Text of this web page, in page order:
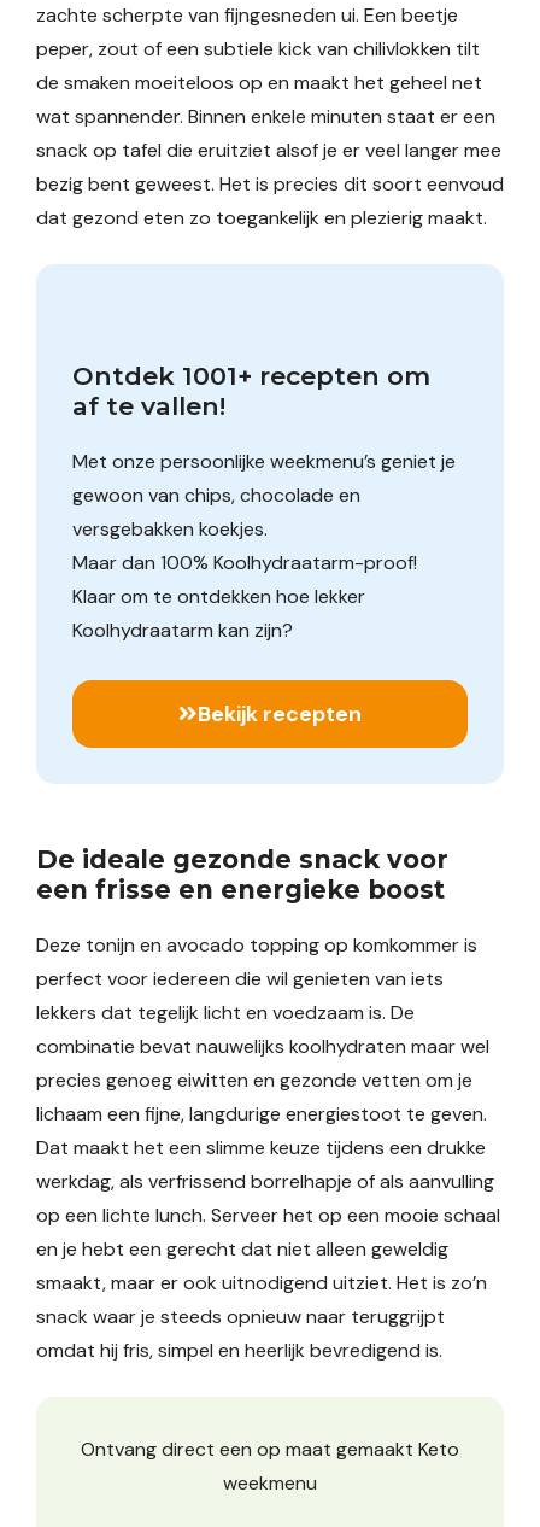
zachte scherpte van fijngesneden ui. Een beetje
peper, zout of een subtiele kick van chilivlokken tilt
de smaken moeiteloos op en maakt het geheel net
wat spannender. Binnen enkele minuten staat er een
snack op tafel die eruitziet alsof je er veel langer mee
bezig bent geweest. Het is precies dit soort eenvoud
dat gezond eten zo toegankelijk en plezierig maakt.
Ontdek 1001+ recepten om
af te vallen!
Met onze persoonlijke weekmenu’s geniet je
gewoon van chips, chocolade en
versgebakken koekjes.
Maar dan 100% Koolhydraatarm-proof!
Klaar om te ontdekken hoe lekker
Koolhydraatarm kan zijn?
Bekijk recepten
De ideale gezonde snack voor
een frisse en energieke boost
Deze tonijn en avocado topping op komkommer is
perfect voor iedereen die wil genieten van iets
lekkers dat tegelijk licht en voedzaam is. De
combinatie bevat nauwelijks koolhydraten maar wel
precies genoeg eiwitten en gezonde vetten om je
lichaam een fijne, langdurige energiestoot te geven.
Dat maakt het een slimme keuze tijdens een drukke
werkdag, als verfrissend borrelhapje of als aanvulling
op een lichte lunch. Serveer het op een mooie schaal
en je hebt een gerecht dat niet alleen geweldig
smaakt, maar er ook uitnodigend uitziet. Het is zo’n
snack waar je steeds opnieuw naar teruggrijpt
omdat hij fris, simpel en heerlijk bevredigend is.
Ontvang direct een op maat gemaakt Keto
weekmenu